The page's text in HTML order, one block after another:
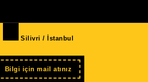
Silivri / İstanbul
Bilgi için mail atınız Şimdi
kayıt